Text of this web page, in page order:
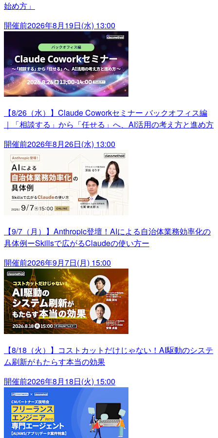
始め方」
開催前2026年8月19日(水) 13:00
【8/26（水）】Claude Coworkセミナー バックオフィス編
｜「相談する」から「任せる」へ、AI活用の考え方と進め方
開催前2026年8月26日(水) 13:00
【9/7（月）】Anthropic登壇！AIによる自治体業務効率化の
具体例ーSkillsで広がるClaudeの使い方ー
開催前2026年9月7日(月) 15:00
【8/18（火）】コストカットだけじゃない！AI駆動のシステ
ム刷新がもたらす本当の効果
開催前2026年8月18日(火) 15:00